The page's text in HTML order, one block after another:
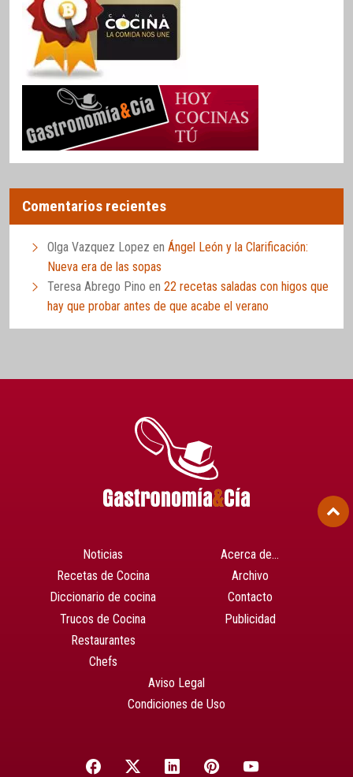
Comentarios recientes
Olga Vazquez Lopez en Ángel León y la Clarificación:
Nueva era de las sopas
Teresa Abrego Pino en 22 recetas saladas con higos que
hay que probar antes de que acabe el verano
Noticias
Recetas de Cocina
Diccionario de cocina
Trucos de Cocina
Restaurantes
Chefs
Acerca de…
Archivo
Contacto
Publicidad
Aviso Legal
Condiciones de Uso